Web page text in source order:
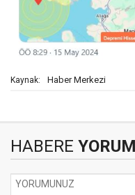
Kaynak: Haber Merkezi
HABERE